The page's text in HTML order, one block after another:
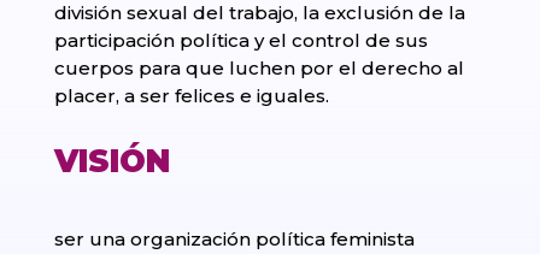
división sexual del trabajo, la exclusión de la
participación política y el control de sus
cuerpos para que luchen por el derecho al
placer, a ser felices e iguales.
VISIÓN
ser una organización política feminista